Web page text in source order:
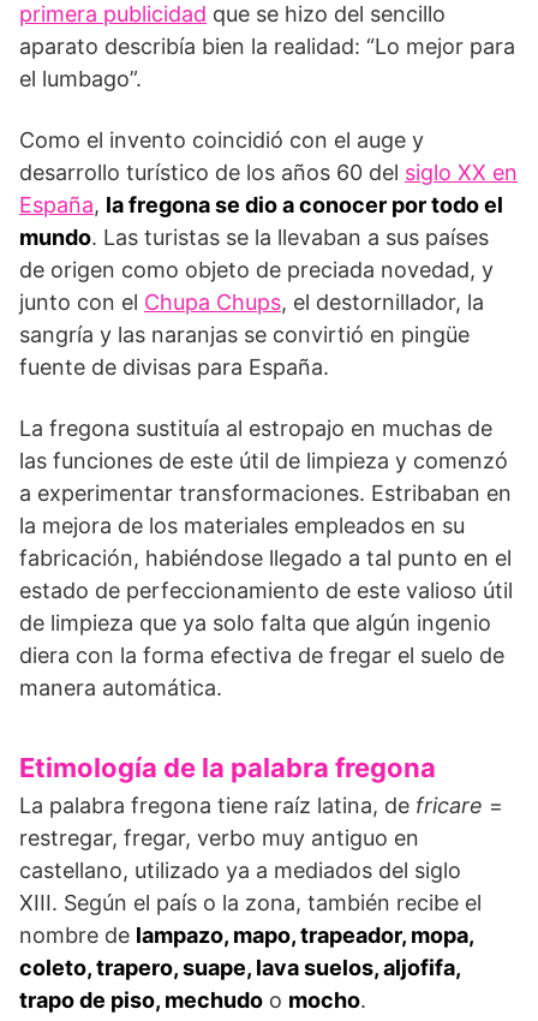
primera publicidad que se hizo del sencillo
aparato describía bien la realidad: “Lo mejor para
el lumbago”.
Como el invento coincidió con el auge y
desarrollo turístico de los años 60 del siglo XX en
España, la fregona se dio a conocer por todo el
mundo. Las turistas se la llevaban a sus países
de origen como objeto de preciada novedad, y
junto con el Chupa Chups, el destornillador, la
sangría y las naranjas se convirtió en pingüe
fuente de divisas para España.
La fregona sustituía al estropajo en muchas de
las funciones de este útil de limpieza y comenzó
a experimentar transformaciones. Estribaban en
la mejora de los materiales empleados en su
fabricación, habiéndose llegado a tal punto en el
estado de perfeccionamiento de este valioso útil
de limpieza que ya solo falta que algún ingenio
diera con la forma efectiva de fregar el suelo de
manera automática.
Etimología de la palabra fregona
La palabra fregona tiene raíz latina, de fricare =
restregar, fregar, verbo muy antiguo en
castellano, utilizado ya a mediados del siglo
XIII. Según el país o la zona, también recibe el
nombre de lampazo, mapo, trapeador, mopa,
coleto, trapero, suape, lava suelos, aljofifa,
trapo de piso, mechudo o mocho.